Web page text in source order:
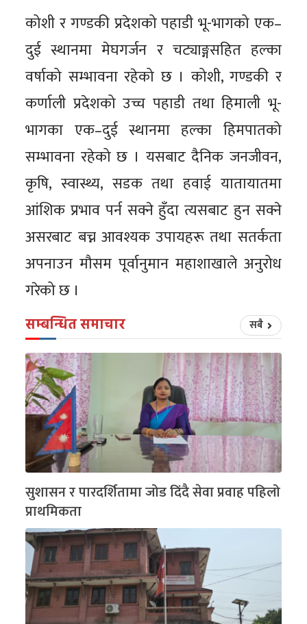
कोशी र गण्डकी प्रदेशको पहाडी भू-भागको एक–
दुई स्थानमा मेघगर्जन र चट्याङ्गसहित हल्का
वर्षाको सम्भावना रहेको छ । कोशी, गण्डकी र
कर्णाली प्रदेशको उच्च पहाडी तथा हिमाली भू-
भागका एक–दुई स्थानमा हल्का हिमपातको
सम्भावना रहेको छ । यसबाट दैनिक जनजीवन,
कृषि, स्वास्थ्य, सडक तथा हवाई यातायातमा
आंशिक प्रभाव पर्न सक्ने हुँदा त्यसबाट हुन सक्ने
असरबाट बच्न आवश्यक उपायहरू तथा सतर्कता
अपनाउन मौसम पूर्वानुमान महाशाखाले अनुरोध
गरेको छ ।
सम्बन्धित समाचार सबै
सुशासन र पारदर्शितामा जोड दिंदै सेवा प्रवाह पहिलो
प्राथमिकता